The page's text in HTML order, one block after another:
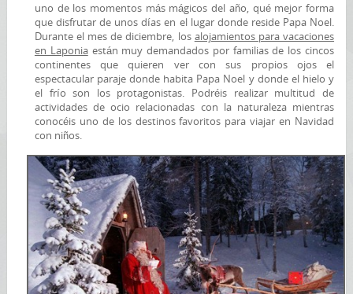
uno de los momentos más mágicos del año, qué mejor forma
que disfrutar de unos días en el lugar donde reside Papa Noel.
Durante el mes de diciembre, los alojamientos para vacaciones
en Laponiaestán muy demandados por familias de los cincos
continentes que quieren ver con sus propios ojos el
espectacular paraje donde habita Papa Noel y donde el hielo y
el frío son los protagonistas. Podréis realizar multitud de
actividades de ocio relacionadas con la naturaleza mientras
conocéis uno de los destinos favoritos para viajar en Navidad
con niños.